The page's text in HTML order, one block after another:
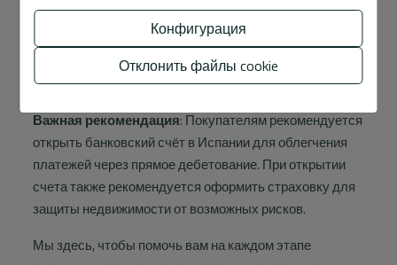
: Убедитесь, что у вас есть
подтверждение оплаты IBI (налога на имущество).
Важная рекомендация: Покупателям рекомендуется
открыть банковский счёт в Испании для облегчения
платежей через прямое дебетование. При открытии
счета также рекомендуется оформить страховку для
защиты недвижимости от возможных рисков.
Мы здесь, чтобы помочь вам на каждом этапе
Конфигурация
Отклонить файлы cookie